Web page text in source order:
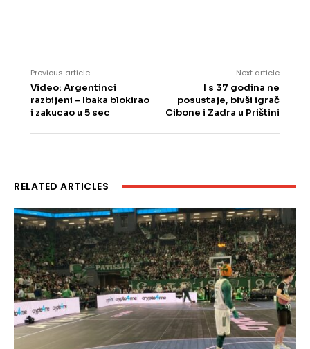
Previous article
Video: Argentinci
razbijeni – Ibaka blokirao
i zakucao u 5 sec
Next article
I s 37 godina ne
posustaje, bivši igrač
Cibone i Zadra u Prištini
RELATED ARTICLES